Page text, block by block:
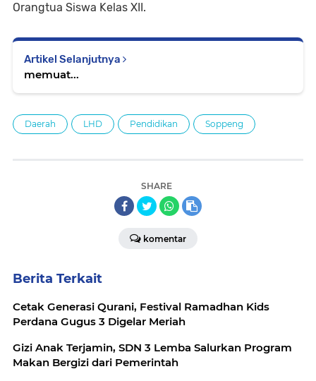
Orangtua Siswa Kelas XII.
Artikel Selanjutnya
memuat...
Daerah LHD Pendidikan Soppeng
SHARE
komentar
Berita Terkait
Cetak Generasi Qurani, Festival Ramadhan Kids
Perdana Gugus 3 Digelar Meriah
Gizi Anak Terjamin, SDN 3 Lemba Salurkan Program
Makan Bergizi dari Pemerintah